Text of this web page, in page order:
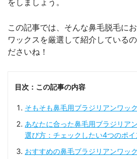
をしましょう。
この記事では、そんな鼻毛脱毛に
ワックスを厳選して紹介している
ださいね！
目次：この記事の内容
そもそも鼻毛用ブラジリアンワッ
あなたに合った鼻毛用ブラジリア
選び方：チェックしたい4つのポイ
おすすめの鼻毛ブラジリアンワッ